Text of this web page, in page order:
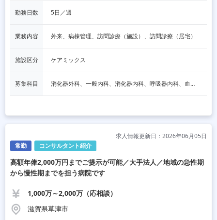
勤務日数 5日／週
業務内容 外来、病棟管理、訪問診療（施設）、訪問診療（居宅）
施設区分 ケアミックス
募集科目 消化器外科、一般内科、消化器内科、呼吸器内科、血液内科、心療内科、脳神経内科、一般外科、呼吸器外科、精神科、麻酔科、その他
常勤 コンサルタント紹介
求人情報更新日：2026年06月05日
高額年俸2,000万円までご提示が可能／大手法人／地域の急性期
から慢性期までを担う病院です
1,000万～2,000万（応相談）
滋賀県草津市